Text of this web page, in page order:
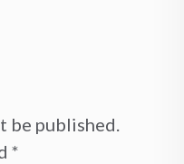
be published.
*